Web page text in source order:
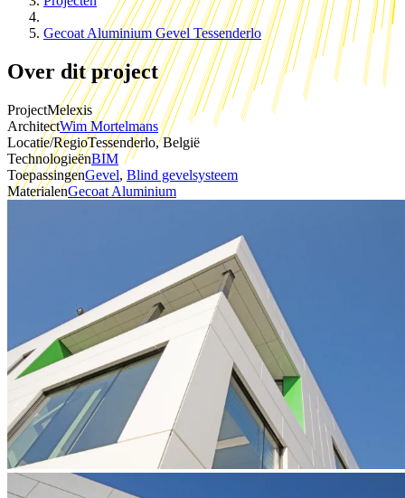
Gecoat Aluminium Gevel Tessenderlo
Over dit project
ProjectMelexis
ArchitectWim Mortelmans
Locatie/RegioTessenderlo, België
TechnologieënBIM
ToepassingenGevel, Blind gevelsysteem
MaterialenGecoat Aluminium